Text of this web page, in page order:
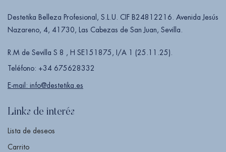
Destetika Belleza Profesional, S.L.U. CIF B24812216. Avenida Jesús
Nazareno, 4, 41730, Las Cabezas de San Juan, Sevilla.
R.M de Sevilla S 8 , H SE151875, I/A 1 (25.11.25).
Teléfono: +34 675628332
E-mail: info@destetika.es
Links de interés
Lista de deseos
Carrito